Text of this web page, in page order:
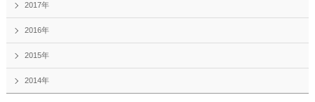
2017年
2016年
2015年
2014年